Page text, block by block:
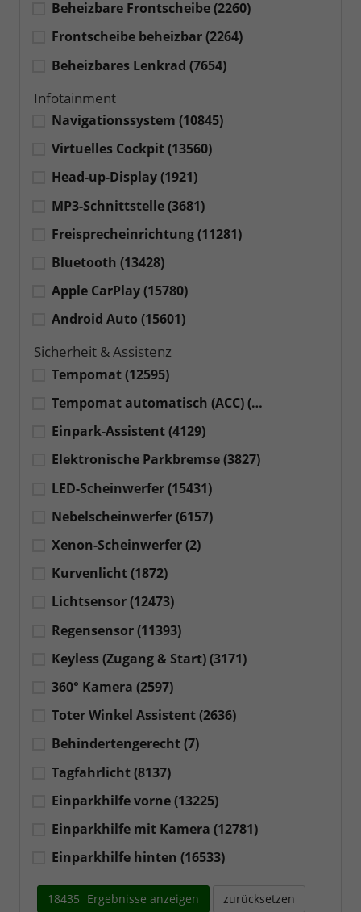
Beheizbare Frontscheibe(2260)
Frontscheibe beheizbar(2264)
Beheizbares Lenkrad (7654)
Infotainment
Navigationssystem (10845)
Virtuelles Cockpit(13560)
Head-up-Display(1921)
MP3-Schnittstelle(3681)
Freisprecheinrichtung(11281)
Bluetooth (13428)
Apple CarPlay(15780)
Android Auto (15601)
Sicherheit & Assistenz
Tempomat(12595)
Tempomat automatisch (ACC)(11127)
Einpark-Assistent(4129)
Elektronische Parkbremse(3827)
LED-Scheinwerfer(15431)
Nebelscheinwerfer(6157)
Xenon-Scheinwerfer(2)
Kurvenlicht(1872)
Lichtsensor(12473)
Regensensor(11393)
Keyless (Zugang & Start)(3171)
360° Kamera (2597)
Toter Winkel Assistent(2636)
Behindertengerecht(7)
Tagfahrlicht(8137)
Einparkhilfe vorne(13225)
Einparkhilfe mit Kamera (12781)
Einparkhilfe hinten (16533)
18435 Ergebnisse anzeigen zurücksetzen